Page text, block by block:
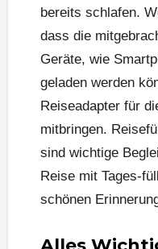
bereits schlafen.
dass die
Geräte, wie
geladen werden
Reiseadapter für
mitbringen.
sind wichtige
Reise mit Tages-
schönen